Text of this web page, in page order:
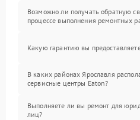
Возможно ли получать обратную
процессе выполнения ремонтных
Какую гарантию вы
В каких районах Ярославля
сервисные центры Eaton?
Выполняете ли вы ремонт для
лиц?